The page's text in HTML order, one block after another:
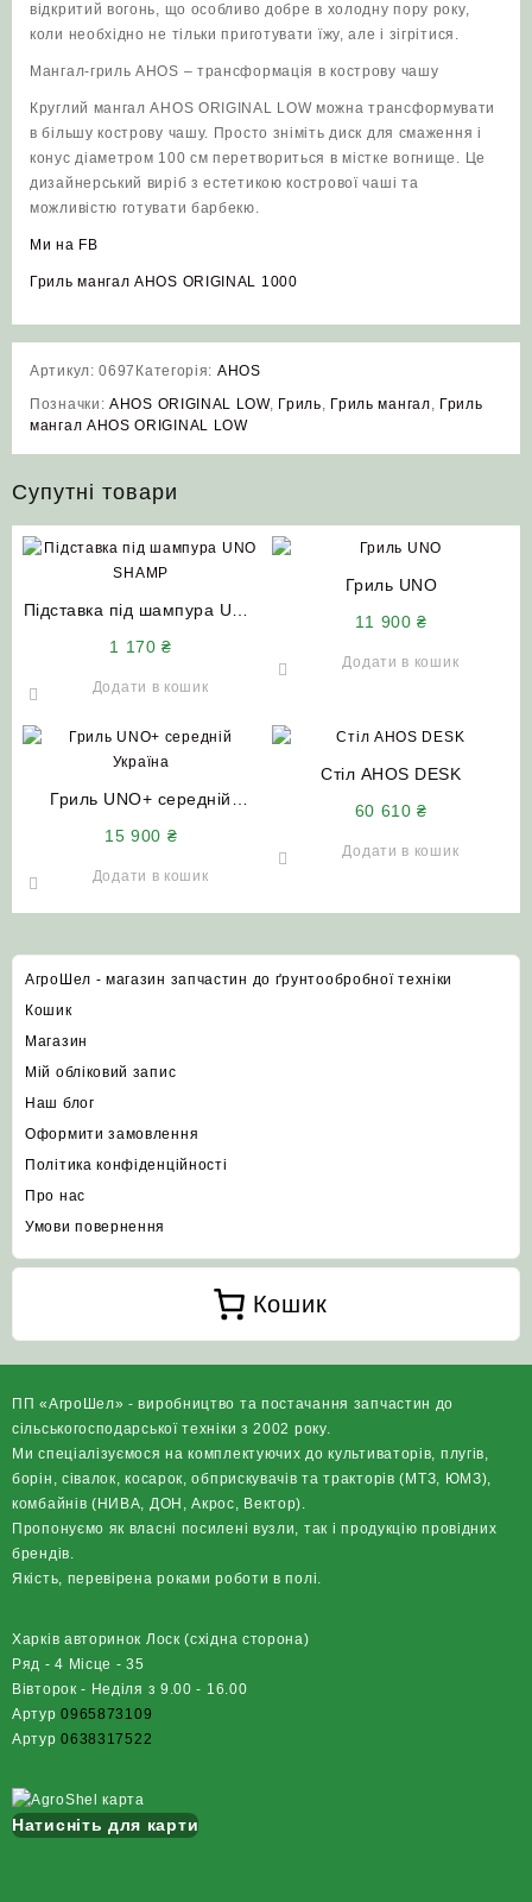
відкритий вогонь, що особливо добре в холодну пору року,
коли необхідно не тільки приготувати їжу, але і зігрітися.
Мангал-гриль AHOS – трансформація в кострову чашу
Круглий мангал AHOS ORIGINAL LOW можна трансформувати
в більшу кострову чашу. Просто зніміть диск для смаження і
конус діаметром 100 см перетвориться в містке вогнище. Це
дизайнерський виріб з естетикою кострової чаші та
можливістю готувати барбекю.
Ми на FB
Гриль мангал AHOS ORIGINAL 1000
Артикул:0697 Категорія: AHOS
Позначки: AHOS ORIGINAL LOW, Гриль, Гриль мангал, Гриль
мангал AHOS ORIGINAL LOW
Супутні товари
Підставка під шампура UNO
середній Україна
1 170₴
Додати в кошик
Гриль UNO
11 900₴
Додати в кошик
Гриль UNO+ середній
15 900 ₴
Додати в кошик
Стіл AHOS DESK
60 610₴
Додати в кошик
АгроШел - магазин запчастин до ґрунтообробної техніки
Кошик
Магазин
Мій обліковий запис
Наш блог
Оформити замовлення
Політика конфіденційності
Про нас
Умови повернення
Кошик
ПП «АгроШел» - виробництво та постачання запчастин до
сільськогосподарської техніки з 2002 року.
Ми спеціалізуємося на комплектуючих до культиваторів, плугів,
борін, сівалок, косарок, обприскувачів та тракторів (МТЗ, ЮМЗ),
комбайнів (НИВА, ДОН, Акрос, Вектор).
Пропонуємо як власні посилені вузли, так і продукцію провідних
брендів.
Якість, перевірена роками роботи в полі.
Харків авторинок Лоск (східна сторона)
Ряд - 4 Місце - 35
Вівторок - Неділя з 9.00 - 16.00
Артур0965873109
Артур0638317522
Натисніть для карти